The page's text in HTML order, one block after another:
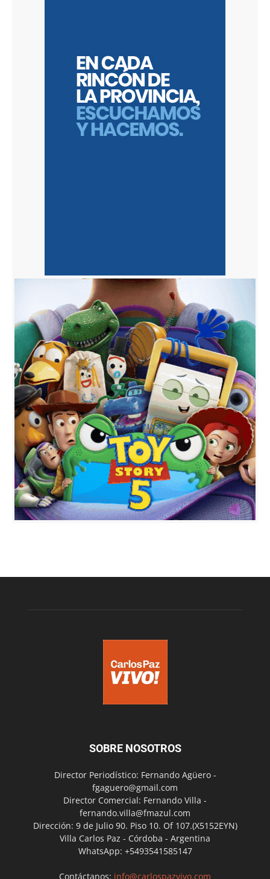
SOBRE NOSOTROS
Director Periodístico: Fernando Agüero -
fgaguero@gmail.com
Director Comercial: Fernando Villa -
fernando.villa@fmazul.com
Dirección: 9 de Julio 90. Piso 10. Of 107.(X5152EYN)
Villa Carlos Paz - Córdoba - Argentina
WhatsApp: +5493541585147
Contáctanos: info@carlospazvivo.com